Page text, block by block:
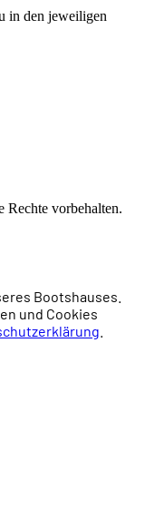
in den jeweiligen
vorbehalten.
Bootshauses.
und Cookies